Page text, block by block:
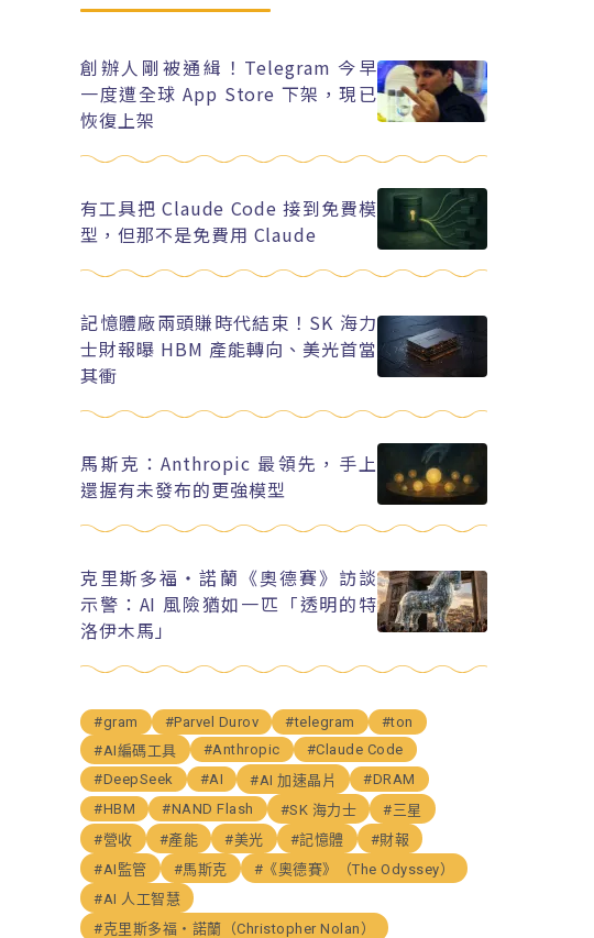
創辦人剛被通緝！Telegram 今早
一度遭全球 App Store 下架，現已
恢復上架
有工具把 Claude Code 接到免費模
型，但那不是免費用 Claude
記憶體廠兩頭賺時代結束！SK 海力
士財報曝 HBM 產能轉向、美光首當
其衝
馬斯克：Anthropic 最領先，手上
還握有未發布的更強模型
克里斯多福・諾蘭《奧德賽》訪談
示警：AI 風險猶如一匹「透明的特
洛伊木馬」
#gram #Parvel Durov #telegram
#ton
#AI編碼工具
#Anthropic
#Claude Code
#DeepSeek
#AI #AI 加速晶片
#DRAM
#HBM
#NAND Flash #SK 海力士
#三星
#營收
#產能 #美光 #記憶體
#財報
#AI監管
#馬斯克
#《奧德賽》（The Odyssey）
#AI 人工智慧
#克里斯多福・諾蘭（Christopher Nolan）